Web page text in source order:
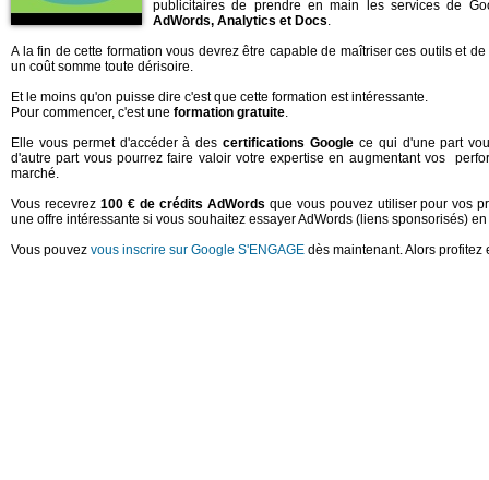
publicitaires de prendre en main les services de
AdWords, Analytics et Docs.
A la fin de cette formation vous devrez être capable de maîtriser ces outils et
un coût somme toute dérisoire.
Et le moins qu'on puisse dire c'est que cette formation est intéressante.
Pour commencer, c'est une formation gratuite.
Elle vous permet d'accéder à descertifications Google ce qui d'une part
d'autre part vous pourrez faire valoir votre expertise en augmentant vos
marché.
Vous recevrez 100 € de crédits AdWords que vous pouvez utiliser pour vos
une offre intéressante si vous souhaitez essayer AdWords (liens sponsorisés)
Vous pouvez vous inscrire sur Google S'ENGAGE dès maintenant. Alors profitez